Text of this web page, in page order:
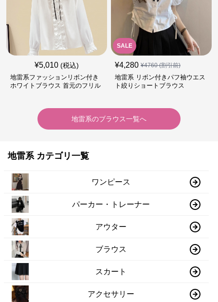
¥5,010 (税込)
地雷系ファッションリボン付き
ホワイトブラウス 首元のフリル
SALE
¥4,280 ¥4760(割引前)
地雷系 リボン付きパフ袖ウエス
ト絞りショートブラウス
地雷系のブラウス一覧へ
地雷系 カテゴリ一覧
ワンピース
パーカー・トレーナー
アウター
ブラウス
スカート
アクセサリー